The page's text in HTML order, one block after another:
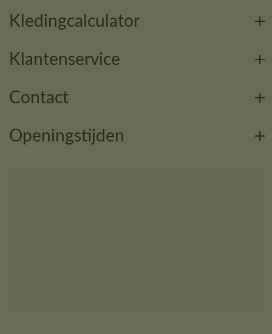
Kledingcalculator
Klantenservice
Contact
Openingstijden